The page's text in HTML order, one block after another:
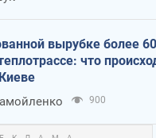
вырубке более
что
900